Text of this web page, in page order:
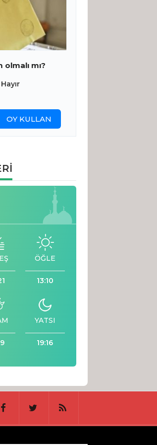
mı?
Hayır
OY KULLAN
ÖĞLE
13:10
YATSI
19:16